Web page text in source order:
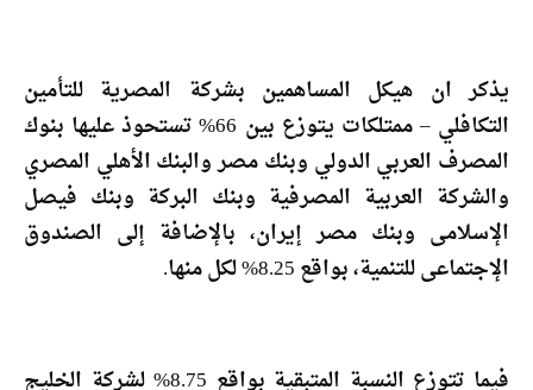
يذكر ان هيكل المساهمين بشركة المصرية للتأمين
التكافلي – ممتلكات يتوزع بين 66% تستحوذ عليها بنوك
المصرف العربي الدولي وبنك مصر والبنك الأهلي المصري
والشركة العربية المصرفية وبنك البركة وبنك فيصل
الإسلامى وبنك مصر إيران، بالإضافة إلى الصندوق
الإجتماعى للتنمية، بواقع 8.25% لكل منها.
فيما تتوزع النسبة المتبقية بواقع 8.75% لشركة الخليج